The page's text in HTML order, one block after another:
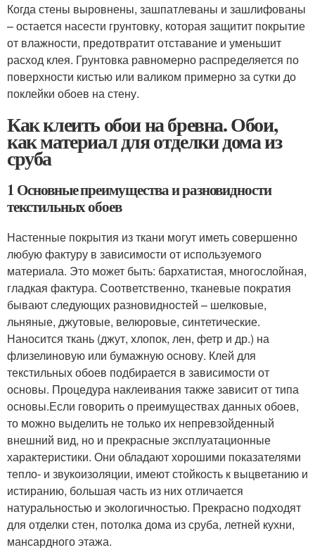
Когда стены выровнены, зашпатлеваны и зашлифованы
– остается насести грунтовку, которая защитит покрытие
от влажности, предотвратит отставание и уменьшит
расход клея. Грунтовка равномерно распределяется по
поверхности кистью или валиком примерно за сутки до
поклейки обоев на стену.
Как клеить обои на бревна. Обои,
как материал для отделки дома из
сруба
1 Основные преимущества и разновидности
текстильных обоев
Настенные покрытия из ткани могут иметь совершенно
любую фактуру в зависимости от используемого
материала. Это может быть: бархатистая, многослойная,
гладкая фактура. Соответственно, тканевые пократия
бывают следующих разновидностей – шелковые,
льняные, джутовые, велюровые, синтетические.
Наносится ткань (джут, хлопок, лен, фетр и др.) на
флизелиновую или бумажную основу. Клей для
текстильных обоев подбирается в зависимости от
основы. Процедура наклеивания также зависит от типа
основы.Если говорить о преимуществах данных обоев,
то можно выделить не только их непревзойденный
внешний вид, но и прекрасные эксплуатационные
характеристики. Они обладают хорошими показателями
тепло- и звукоизоляции, имеют стойкость к выцветанию и
истиранию, большая часть из них отличается
натуральностью и экологичностью. Прекрасно подходят
для отделки стен, потолка дома из сруба, летней кухни,
мансардного этажа.